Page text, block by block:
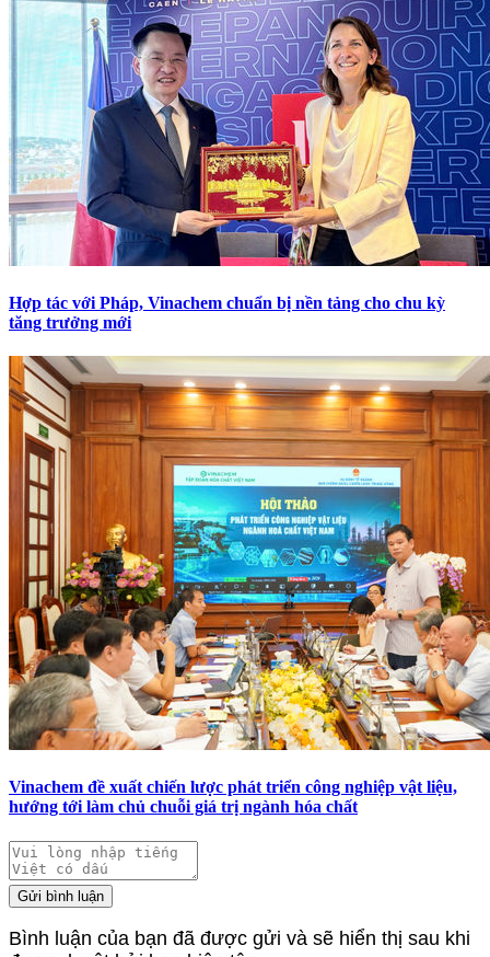
Hợp tác với Pháp, Vinachem chuẩn bị nền tảng cho chu kỳ
tăng trưởng mới
Vinachem đề xuất chiến lược phát triển công nghiệp vật liệu,
hướng tới làm chủ chuỗi giá trị ngành hóa chất
Gửi bình luận
Bình luận của bạn đã được gửi và sẽ hiển thị sau khi